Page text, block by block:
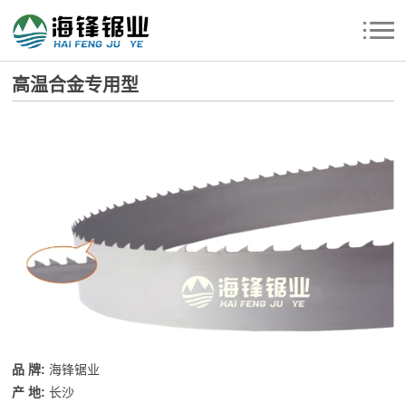
高温合金专用型
品 牌: 海锋锯业
产 地:长沙